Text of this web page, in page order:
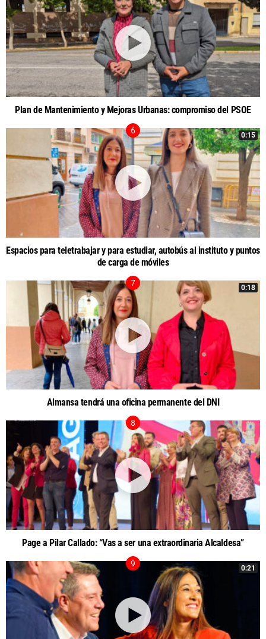
Plan de Mantenimiento y Mejoras Urbanas: compromiso del PSOE
0:15
Espacios para teletrabajar y para estudiar, autobús al instituto y puntos
de carga de móviles
0:18
Almansa tendrá una oficina permanente del DNI
Page a Pilar Callado: “Vas a ser una extraordinaria Alcaldesa”
0:21